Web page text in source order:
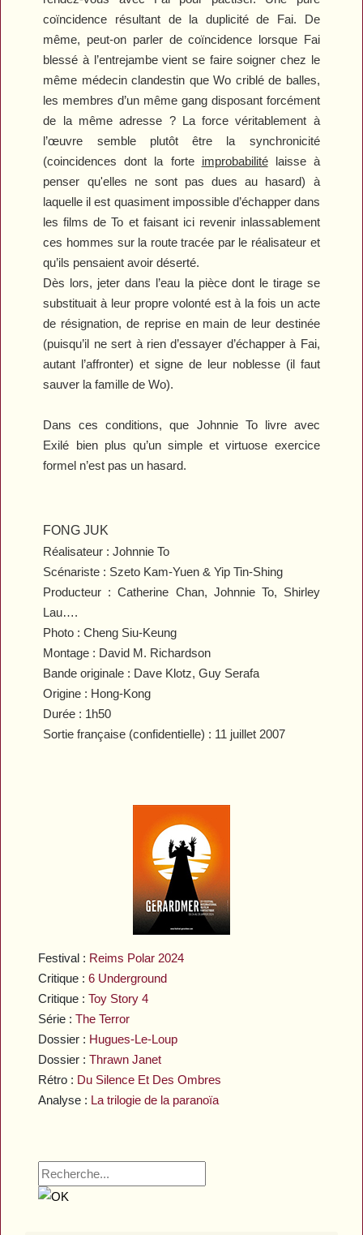
Festival : Reims Polar 2024
Critique :6 Underground
Critique :Toy Story 4
Série :The Terror
Dossier : Hugues-Le-Loup
Dossier :Thrawn Janet
Rétro : Du Silence Et Des Ombres
Analyse : La trilogie de la paranoïa
coïncidence résultant de la duplicité de Fai. De
même, peut-on parler de coïncidence lorsque Fai
blessé à l’entrejambe vient se faire soigner chez le
même médecin clandestin que Wo criblé de balles,
les membres d’un même gang disposant forcément
de la même adresse ? La force véritablement à
l’œuvre semble plutôt être la synchronicité
(coincidences dont la forte improbabilitélaisse à
penser qu'elles ne sont pas dues au hasard) à
laquelle il est quasiment impossible d’échapper dans
les films de To et faisant ici revenir inlassablement
ces hommes sur la route tracée par le réalisateur et
qu’ils pensaient avoir déserté.
Dès lors, jeter dans l’eau la pièce dont le tirage se
substituait à leur propre volonté est à la fois un acte
de résignation, de reprise en main de leur destinée
(puisqu’il ne sert à rien d’essayer d’échapper à Fai,
autant l’affronter) et signe de leur noblesse (il faut
sauver la famille de Wo).
Dans ces conditions, que Johnnie To livre avec
Exilé bien plus qu’un simple et virtuose exercice
formel n’est pas un hasard.
FONG JUK
Réalisateur : Johnnie To
Scénariste : Szeto Kam-Yuen & Yip Tin-Shing
Producteur : Catherine Chan, Johnnie To, Shirley
Lau….
Photo : Cheng Siu-Keung
Montage : David M. Richardson
Bande originale : Dave Klotz, Guy Serafa
Origine : Hong-Kong
Durée : 1h50
Sortie française (confidentielle) : 11 juillet 2007